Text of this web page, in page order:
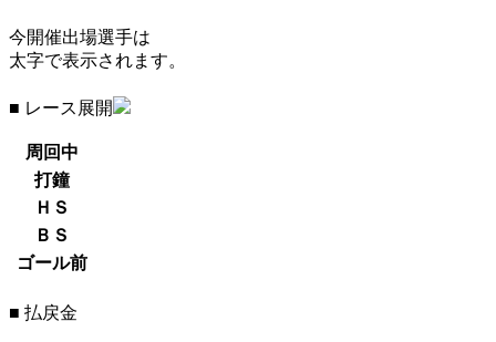
今開催出場選手は
太字で表示されます。
■ レース展開
周回中
打鐘
ＨＳ
ＢＳ
ゴール前
■ 払戻金